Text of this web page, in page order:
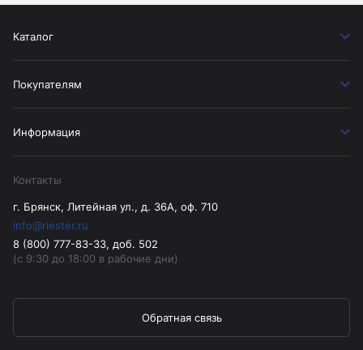
Каталог
Покупателям
Информация
Контакты
г. Брянск, Литейная ул., д. 36А, оф. 710
info@riester.ru
8 (800) 777-83-33, доб. 502
(с 9:30 до 18:00 в рабочие дни)
Обратная связь